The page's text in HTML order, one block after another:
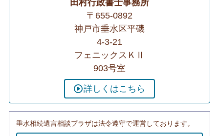
田村行政書士事務所
〒655-0892
神戸市垂水区平磯
4-3-21
フェニックスＫⅡ
903号室
詳しくはこちら
垂水相続遺言相談プラザは法令遵守で運営しております。